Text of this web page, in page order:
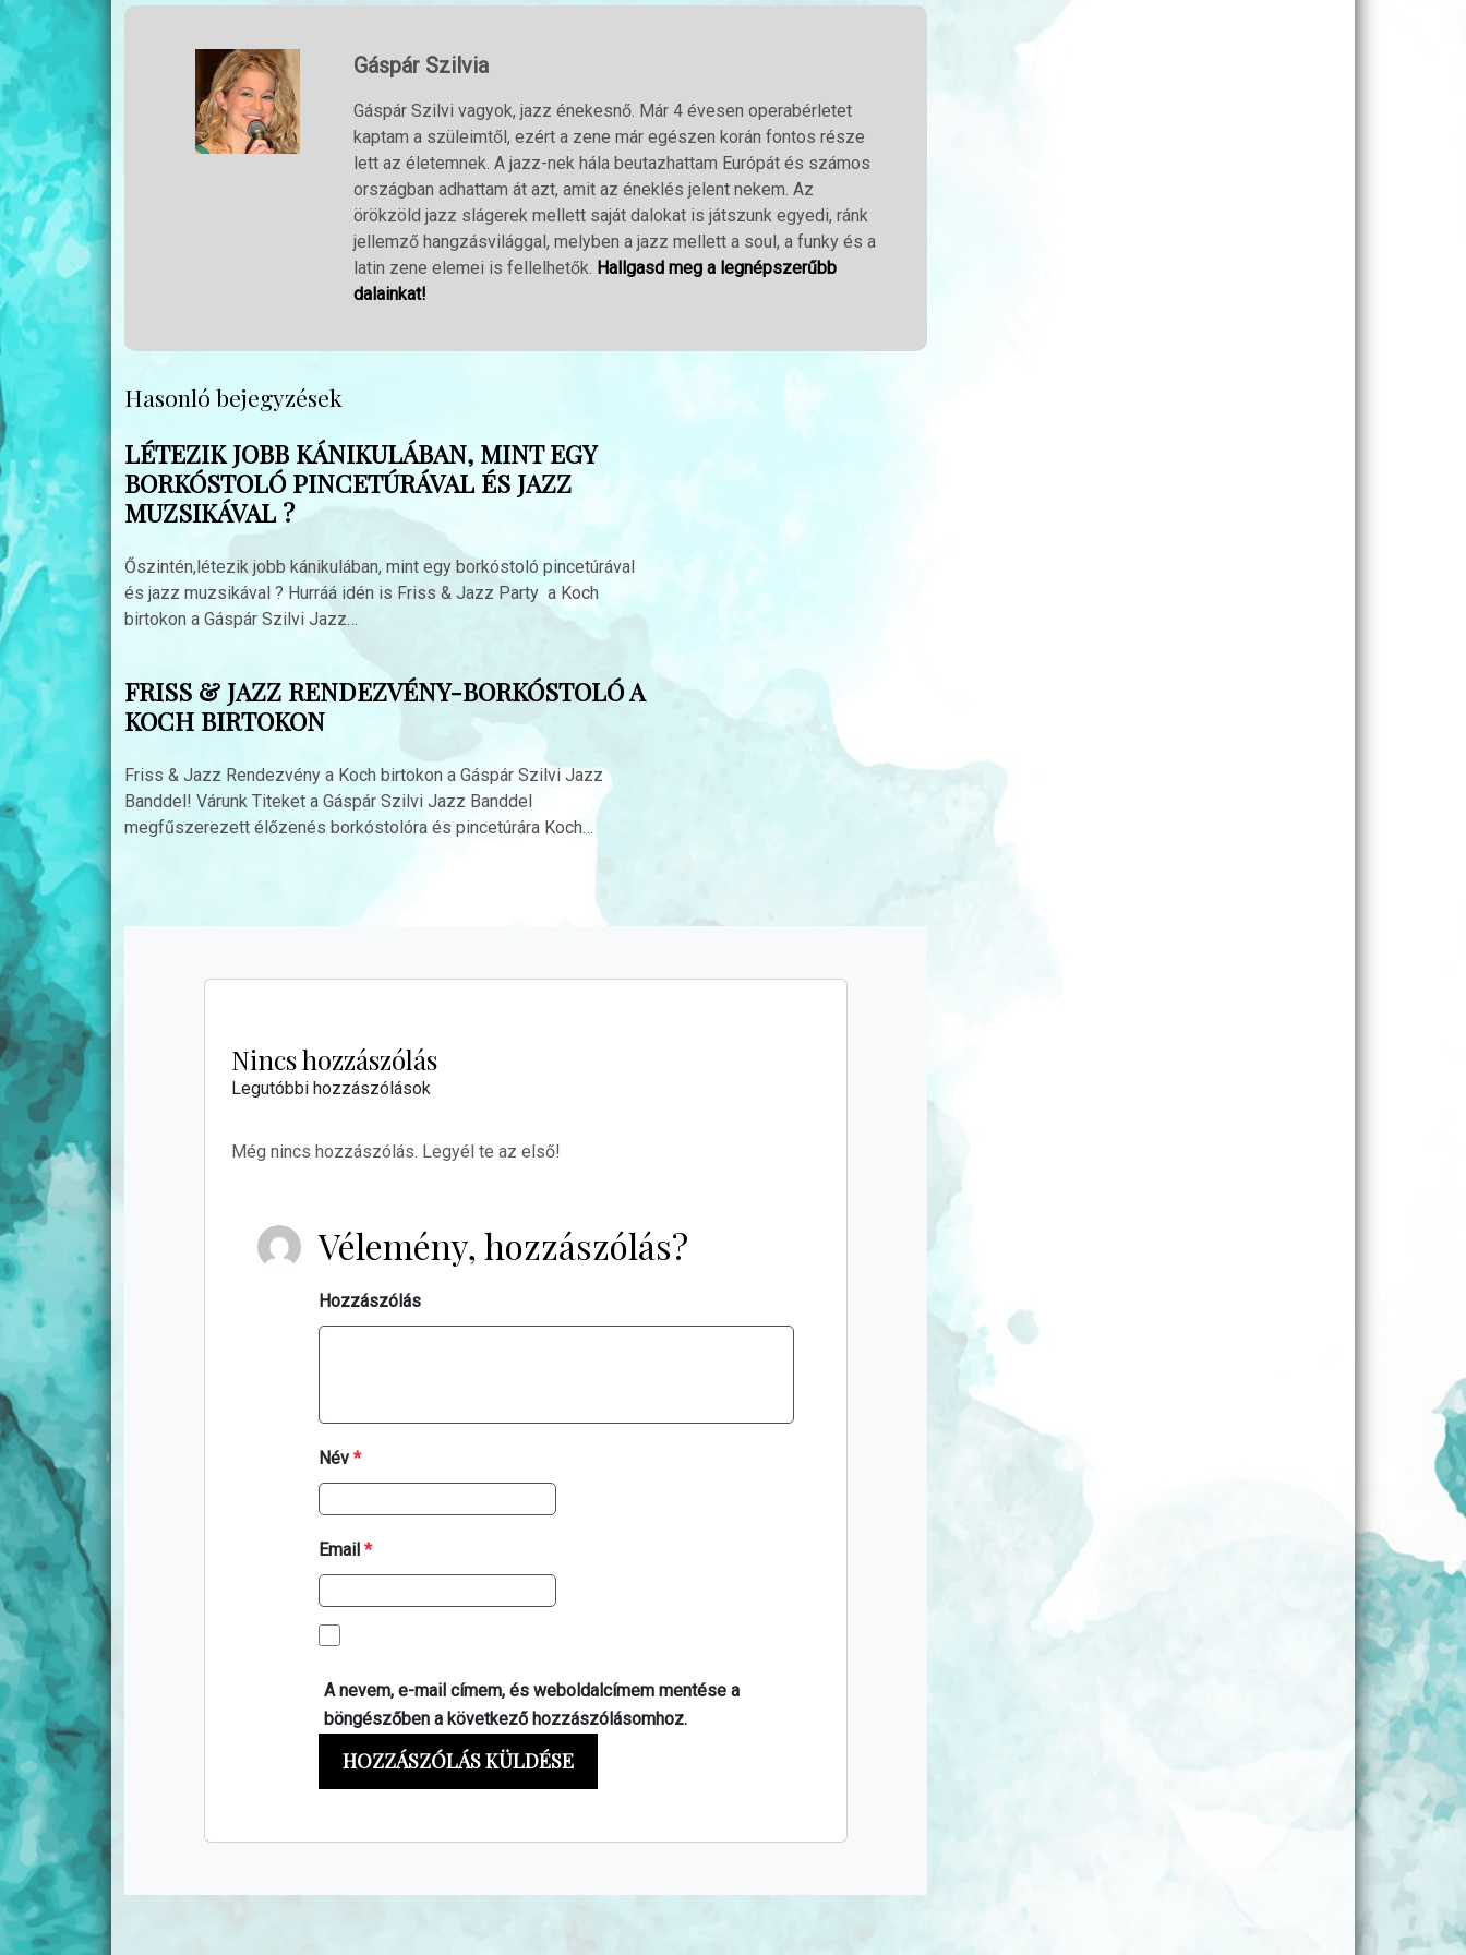
Gáspár Szilvia
Gáspár Szilvi vagyok, jazz énekesnő. Már 4 évesen operabérletet
kaptam a szüleimtől, ezért a zene már egészen korán fontos része
lett az életemnek. A jazz-nek hála beutazhattam Európát és számos
országban adhattam át azt, amit az éneklés jelent nekem. Az
örökzöld jazz slágerek mellett saját dalokat is játszunk egyedi, ránk
jellemző hangzásvilággal, melyben a jazz mellett a soul, a funky és a
latin zene elemei is fellelhetők. Hallgasd meg a legnépszerűbb
dalainkat!
Hasonló bejegyzések
LÉTEZIK JOBB KÁNIKULÁBAN, MINT EGY
BORKÓSTOLÓ PINCETÚRÁVAL ÉS JAZZ
MUZSIKÁVAL ?
Őszintén,létezik jobb kánikulában, mint egy borkóstoló pincetúrával
és jazz muzsikával ? Hurráá idén is Friss & Jazz Party a Koch
birtokon a Gáspár Szilvi Jazz…
FRISS & JAZZ RENDEZVÉNY-BORKÓSTOLÓ A
KOCH BIRTOKON
Friss & Jazz Rendezvény a Koch birtokon a Gáspár Szilvi Jazz
Banddel! Várunk Titeket a Gáspár Szilvi Jazz Banddel
megfűszerezett élőzenés borkóstolóra és pincetúrára Koch…
Nincs hozzászólás
Legutóbbi hozzászólások
Még nincs hozzászólás. Legyél te az első!
Vélemény, hozzászólás?
Hozzászólás
Név*
Email*
A nevem, e-mail címem, és weboldalcímem mentése a
böngészőben a következő hozzászólásomhoz.